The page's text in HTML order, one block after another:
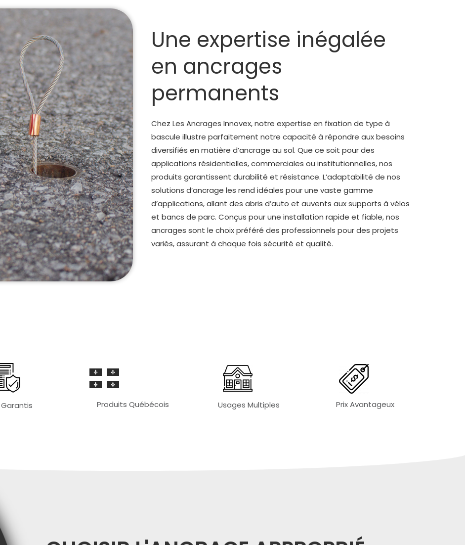
Une expertise inégalée
en ancrages
permanents
Chez Les Ancrages Innovex, notre expertise en fixation de type à
bascule illustre parfaitement notre capacité à répondre aux besoins
diversifiés en matière d’ancrage au sol. Que ce soit pour des
applications résidentielles, commerciales ou institutionnelles, nos
produits garantissent durabilité et résistance. L’adaptabilité de nos
solutions d’ancrage les rend idéales pour une vaste gamme
d’applications, allant des abris d’auto et auvents aux supports à vélos
et bancs de parc. Conçus pour une installation rapide et fiable, nos
ancrages sont le choix préféré des professionnels pour des projets
variés, assurant à chaque fois sécurité et qualité.
Garantis Produits Québécois Usages Multiples Prix Avantageux